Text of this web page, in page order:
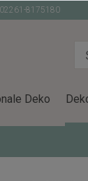
8175180
Deko